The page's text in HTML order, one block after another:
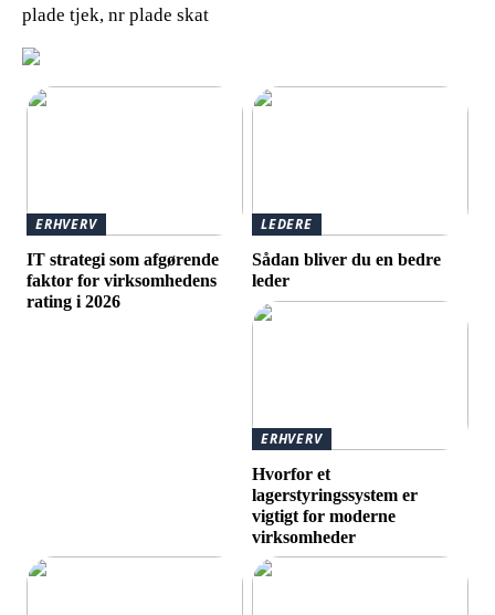
plade tjek, nr plade skat
ERHVERV
IT strategi som afgørende
faktor for virksomhedens
rating i 2026
LEDERE
Sådan bliver du en bedre
leder
ERHVERV
Hvorfor et
lagerstyringssystem er
vigtigt for moderne
virksomheder